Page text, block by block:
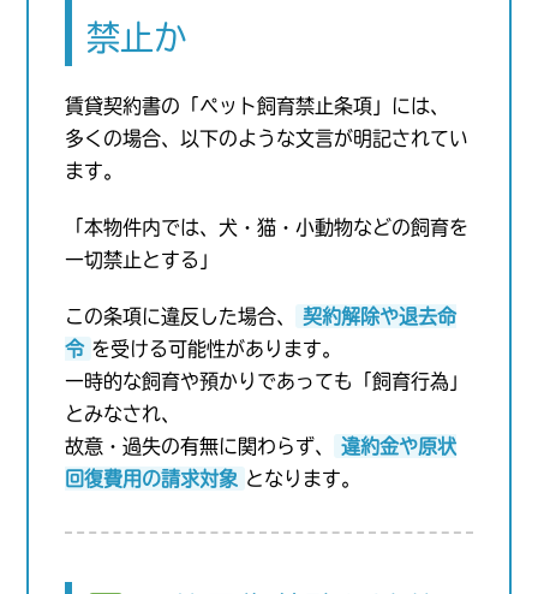
禁止か
賃貸契約書の「ペット飼育禁止条項」には、
多くの場合、以下のような文言が明記されてい
ます。
「本物件内では、犬・猫・小動物などの飼育を
一切禁止とする」
この条項に違反した場合、
契約解除や退去命
令 を受ける可能性があります。
一時的な飼育や預かりであっても「飼育行為」
とみなされ、
故意・過失の有無に関わらず、
違約金や原状
回復費用の請求対象 となります。